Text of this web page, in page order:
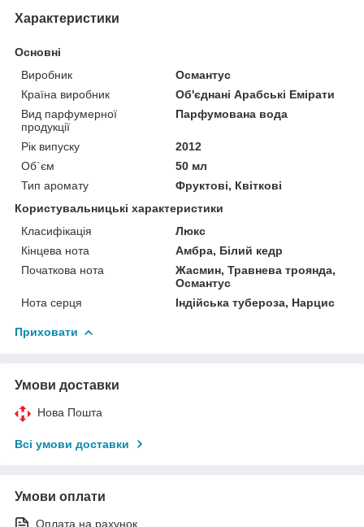
Характеристики
Основні
Виробник
Османтус
Країна виробник
Об'єднані Арабські Емірати
Вид парфумерної
продукції
Парфумована вода
Рік випуску
2012
Об`єм
50 мл
Тип аромату
Фруктові, Квіткові
Користувальницькі характеристики
Класифікація
Люкс
Кінцева нота
Амбра, Білий кедр
Початкова нота
Жасмин, Травнева троянда,
Османтус
Нота серця
Індійська тубероза, Нарцис
Приховати
Умови доставки
Нова Пошта
Всі умови доставки
Умови оплати
Оплата на рахунок